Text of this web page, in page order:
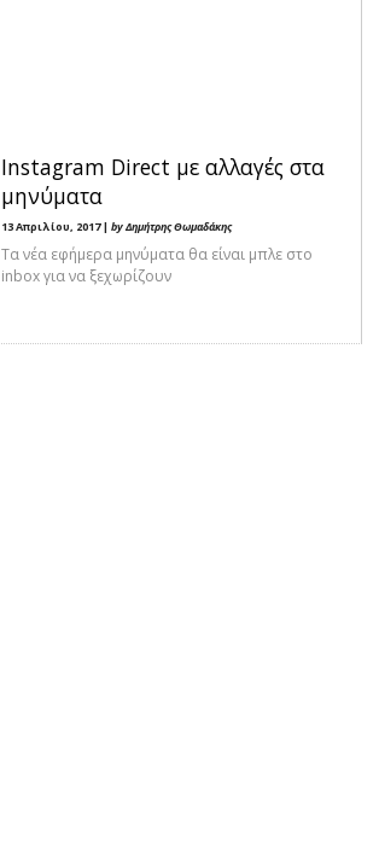
Instagram Direct με αλλαγές στα
μηνύματα
13 Απριλίου, 2017 | by Δημήτρης Θωμαδάκης
Τα νέα εφήμερα μηνύματα θα είναι μπλε στο
inbox για να ξεχωρίζουν